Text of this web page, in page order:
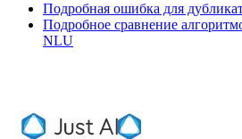
Подробная ошибка для
Подробное сравнение
NLU